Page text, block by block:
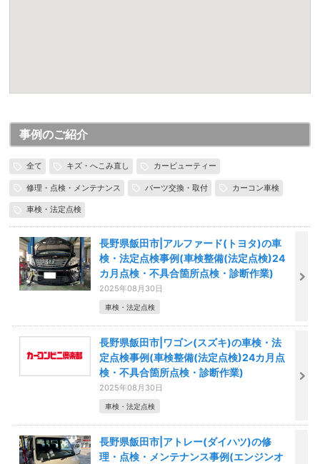
事例のご紹介
全て キズ・へこみ直し カービューティー
修理・点検・メンテナンス パーツ交換・取付 カーコン車検
車検・法定点検
長野県飯田市|アルファード(トヨタ)の車
検・法定点検事例(車検整備(法定点検)24
カ月点検・不具合箇所点検・診断作業)
2025年08月30日
車検・法定点検
長野県飯田市|ワゴン(スズキ)の車検・法
定点検事例(車検整備(法定点検)24カ月点
検・不具合箇所点検・診断作業)
2025年08月30日
車検・法定点検
長野県飯田市|アトレー(ダイハツ)の修
理・点検・メンテナンス事例(エンジンオ